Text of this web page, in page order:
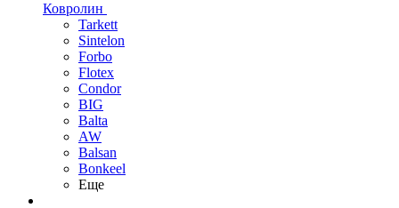
Ковролин
Tarkett
Sintelon
Forbo
Flotex
Condor
BIG
Balta
AW
Balsan
Bonkeel
Еще